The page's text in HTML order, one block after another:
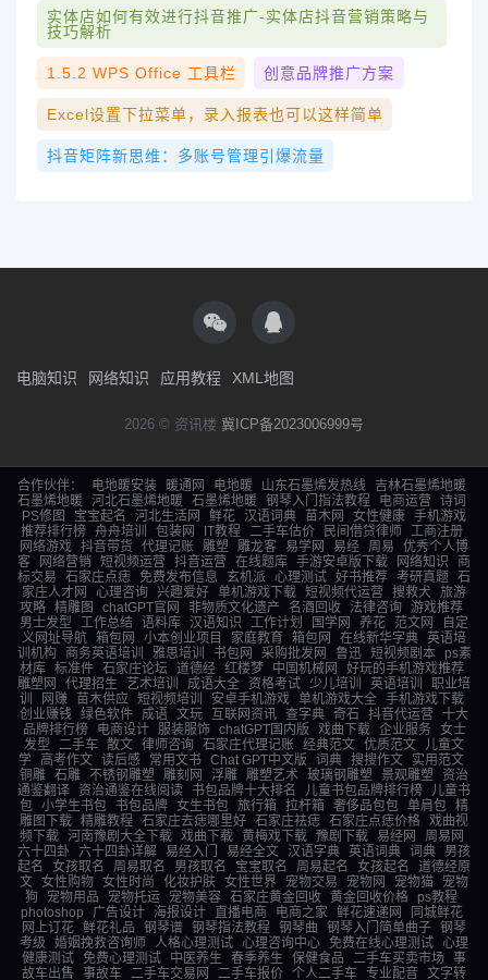
实体店如何有效进行抖音推广-实体店抖音营销策略与
技巧解析
1.5.2 WPS Office 工具栏 创意品牌推广方案
Excel设置下拉菜单，录入报表也可以这样简单
抖音矩阵新思维：多账号管理引爆流量
电脑知识 网络知识 应用教程 XML地图
2026 © 资讯楼 冀ICP备2023006999号
合作伙伴： 电地暖安装 暖通网 电地暖 山东石墨烯发热线
吉林石墨烯地暖
石墨烯地暖
河北石墨烯地暖 石墨烯地暖 钢琴入门指法教程 电商运营
诗词
PS修图
宝宝起名 河北生活网 鲜花 汉语词典 苗木网 女性健康 手机游戏
推荐排行榜
舟舟培训 包装网 IT教程 二手车估价 民间借贷律师
工商注册
网络游戏 抖音带货 代理记账 雕塑 雕龙客 易学网 易经 周易
优秀个人博
客
网络营销 短视频运营 抖音运营 在线题库 手游安卓版下载 网络知识
商
标交易
石家庄点痣 免费发布信息 玄机派 心理测试 好书推荐 考研真题 石
家庄人才网
心理咨询 兴趣爱好 单机游戏下载 短视频代运营 搜救犬 旅游
攻略 精雕图 chatGPT官网 非物质文化遗产 名酒回收 法律咨询 游戏推荐
男士发型
工作总结 语料库 汉语知识 工作计划 国学网 养花 范文网
自定
义网址导航 箱包网 小本创业项目 家庭教育 箱包网 在线新华字典 英语培
训机构
商务英语培训 雅思培训 书包网 采购批发网 鲁迅 短视频剧本
ps素
材库
标准件 石家庄论坛 道德经 红楼梦 中国机械网
好玩的手机游戏推荐
雕塑网
代理招生 艺术培训 成语大全 资格考试 少儿培训 英语培训
职业培
训
网赚 苗木供应 短视频培训 安卓手机游戏 单机游戏大全
手机游戏下载
创业赚钱
绿色软件 成语 文玩 互联网资讯 查字典 奇石 抖音代运营 十大
品牌排行榜
电商设计 服装服饰 chatGPT国内版 戏曲下载 企业服务
女士
发型
二手车 散文 律师咨询 石家庄代理记账 经典范文 优质范文
儿童文
学 高考作文 读后感 常用文书 Chat GPT中文版 词典 搜搜作文
实用范文
铜雕 石雕 不锈钢雕塑 雕刻网 浮雕 雕塑艺术 玻璃钢雕塑 景观雕塑
资治
通鉴翻译
资治通鉴在线阅读 书包品牌十大排名 儿童书包品牌排行榜
儿童书
包 小学生书包 书包品牌 女生书包 旅行箱 拉杆箱 奢侈品包包 单肩包 精
雕图下载 精雕教程 石家庄去痣哪里好 石家庄祛痣 石家庄点痣价格 戏曲视
频下载
河南豫剧大全下载 戏曲下载 黄梅戏下载 豫剧下载 易经网
周易网
六十四卦
六十四卦详解 易经入门 易经全文 汉语字典 英语词典 词典
男孩
起名
女孩取名 周易取名 男孩取名 宝宝取名 周易起名 女孩起名
道德经原
文 女性购物 女性时尚 化妆护肤 女性世界 宠物交易 宠物网 宠物猫
宠物
狗
宠物用品 宠物托运 宠物美容 石家庄黄金回收 黄金回收价格
ps教程
photoshop
广告设计 海报设计 直播电商 电商之家 鲜花速递网
同城鲜花
网上订花 鲜花礼品 钢琴谱 钢琴指法教程 钢琴曲 钢琴入门简单曲子 钢琴
考级
婚姻挽救咨询师 人格心理测试 心理咨询中心 免费在线心理测试 心理
健康测试
免费心理测试 中医养生 春季养生 保健食品 二手车买卖市场
事
故车出售
事故车 二手车交易网 二手车报价 个人二手车 专业配音 文字转